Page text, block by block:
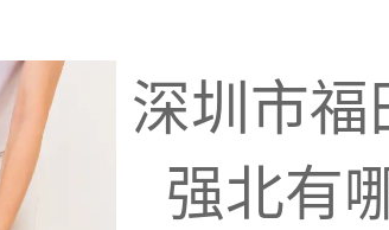
深圳市福
强北有